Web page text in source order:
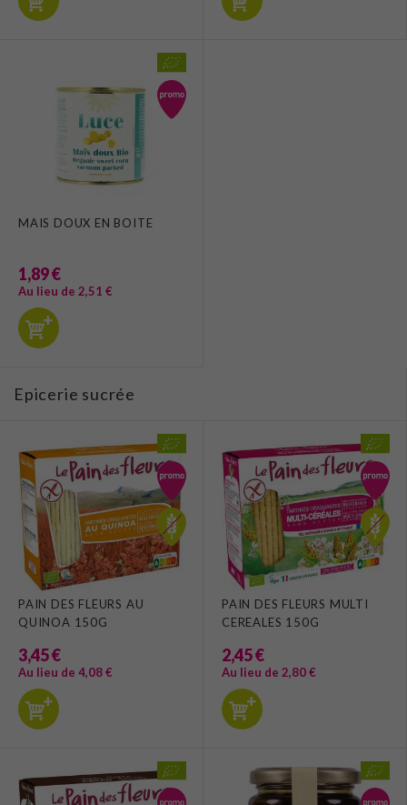
MAIS DOUX EN BOITE
1,89 €
Au lieu de 2,51 €
Epicerie sucrée
PAIN DES FLEURS AU
QUINOA 150G
3,45 €
Au lieu de 4,08 €
PAIN DES FLEURS MULTI
CEREALES 150G
2,45 €
Au lieu de 2,80 €